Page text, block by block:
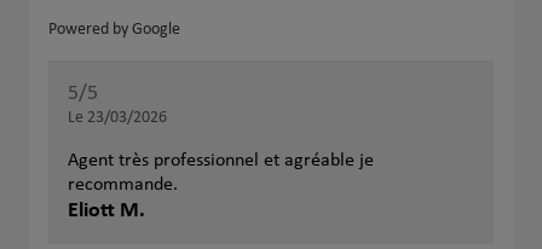
Powered by Google
5/5
Le 23/03/2026
Agent très professionnel et agréable je
recommande.
Eliott M.